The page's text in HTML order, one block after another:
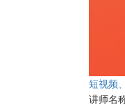
短视频
讲师名